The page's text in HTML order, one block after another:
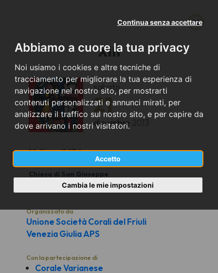
Abbiamo a cuore la tua privacy
Noi usiamo i cookies e altre tecniche di
tracciamento per migliorare la tua esperienza di
navigazione nel nostro sito, per mostrarti
contenuti personalizzati e annunci mirati, per
analizzare il traffico sul nostro sito, e per capire da
dove arrivano i nostri visitatori.
Accetto
Continua senza accettare
Cambia le mie impostazioni
XIII
sabato
21
dicembre 2013
Udine (UD)
Chiesa di San Giuseppe
Organizzato da
Unione Società Corali del Friuli
Venezia Giulia APS
Con la partecipazione di
Corale Varianese